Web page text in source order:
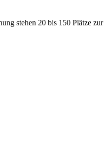
stehen 20 bis 150 Plätze zur